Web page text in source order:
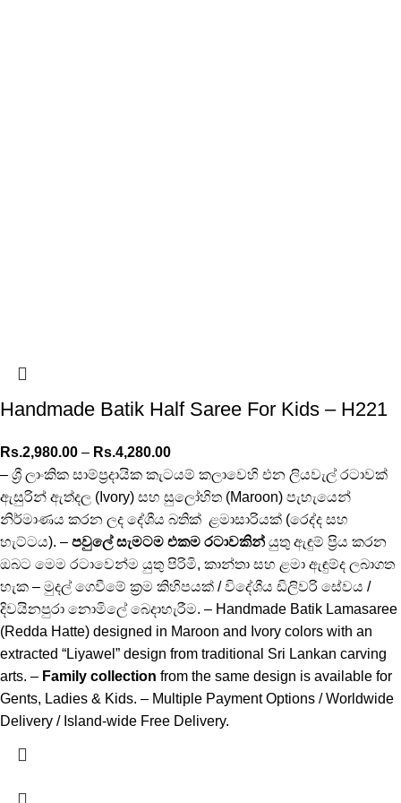
Handmade Batik Half Saree For Kids – H221
Rs.2,980.00 – Rs.4,280.00
– ශ්‍රී ලාංකික සාම්ප්‍රදායික කැටයම් කලාවෙහි එන ලියවැල් රටාවක්
ඇසුරින් ඇත්දල (Ivory) සහ සුලෝහිත (Maroon) පැහැයෙන්
නිර්මාණය කරන ලද දේශීය බතික් ළමාසාරියක් (රෙද්ද සහ
හැට්ටය). – පවුලේ සැමටම එකම රටාවකින් යුතු ඇඳුම් ප්‍රිය කරන
ඔබට මෙම රටාවෙන්ම යුතු පිරිමි, කාන්තා සහ ළමා ඇඳුම්ද ලබාගත
හැක – මුදල් ගෙවීමේ ක්‍රම කිහිපයක් / විදේශීය ඩිලිවරි සේවය /
දිවයිනපුරා නොමිලේ බෙදාහැරීම. – Handmade Batik Lamasaree
(Redda Hatte) designed in Maroon and Ivory colors with an
extracted “Liyawel” design from traditional Sri Lankan carving
arts. – Family collection from the same design is available for
Gents, Ladies & Kids. – Multiple Payment Options / Worldwide
Delivery / Island-wide Free Delivery.